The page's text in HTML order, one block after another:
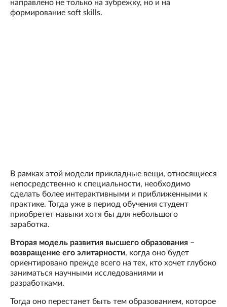
направлено не только на зубрежку, но и на
формирование soft skills.
В рамках этой модели прикладные вещи, относящиеся
непосредственно к специальности, необходимо
сделать более интерактивными и приближенными к
практике. Тогда уже в период обучения студент
приобретет навыки хотя бы для небольшого
заработка.
Вторая модель развития высшего образования –
возвращение его элитарности, когда оно будет
ориентировано прежде всего на тех, кто хочет глубоко
заниматься научными исследованиями и
разработками.
Тогда оно перестанет быть тем образованием, которое